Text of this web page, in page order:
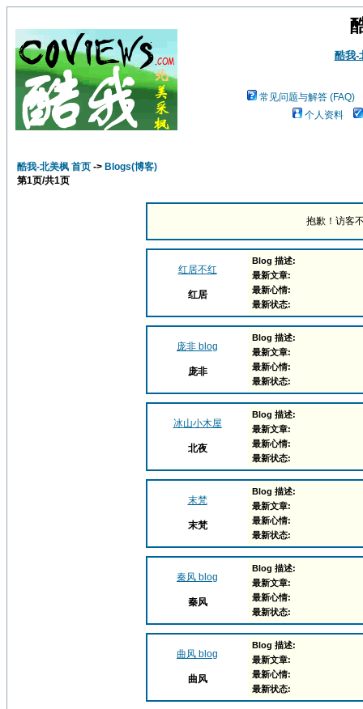
酷我-
常见问题与解答 (FAQ)
个人资料
酷我-北美枫 首页 -> Blogs(博客)
第1页/共1页
抱歉！访客
红居不红
红居
Blog 描述:
最新文章:
最新心情:
最新状态:
庞非 blog
庞非
Blog 描述:
最新文章:
最新心情:
最新状态:
冰山小木屋
北夜
Blog 描述:
最新文章:
最新心情:
最新状态:
末梵
末梵
Blog 描述:
最新文章:
最新心情:
最新状态:
秦风 blog
秦风
Blog 描述:
最新文章:
最新心情:
最新状态:
曲风 blog
曲风
Blog 描述:
最新文章:
最新心情:
最新状态: